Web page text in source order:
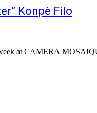
Konpè Filo
at CAMERA